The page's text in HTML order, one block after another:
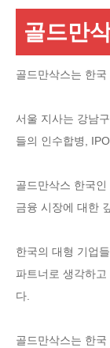
골드만
골드만삭스는 한
서울 지사는 강남
들의 인수합병,
골드만삭스 한국
금융 시장에 대한
한국의 대형 기업
파트너로 생각하
다.
골드만삭스는 한